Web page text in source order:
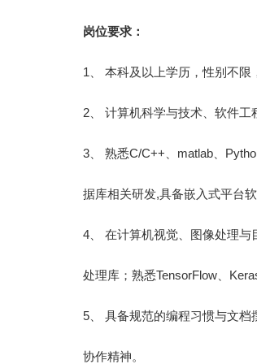
岗位要求：
1、 本科及以上学历，性别不限
2、 计算机科学与技术、软件工
3、 熟悉C/C++、matlab、
据库相关研发,具备嵌入式平台
4、 在计算机视觉、图像处理
处理库；熟悉TensorFlow、
5、 具备规范的编程习惯与文
协作精神。